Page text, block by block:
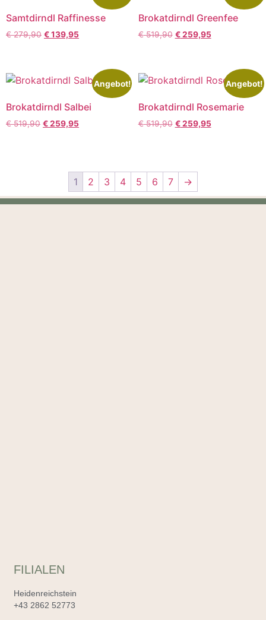
Samtdirndl Raffinesse
€279,90 €139,95
Brokatdirndl Greenfee
€519,90 €259,95
Angebot!
Brokatdirndl Salbei
€519,90 €259,95
Angebot!
Brokatdirndl Rosemarie
€519,90 €259,95
1 2 3 4 5 6 7 →
FILIALEN
Heidenreichstein
+43 2862 52773